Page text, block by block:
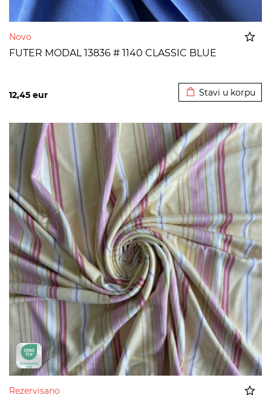
Novo
FUTER MODAL 13836 # 1140 CLASSIC BLUE
12,45 eur Stavi u korpu
Rezervisano